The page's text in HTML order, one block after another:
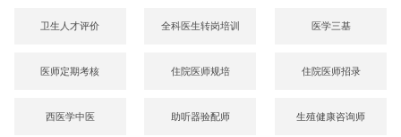
卫生人才评价 全科医生转岗培训 医学三基
医师定期考核 住院医师规培 住院医师招录
西医学中医 助听器验配师 生殖健康咨询师